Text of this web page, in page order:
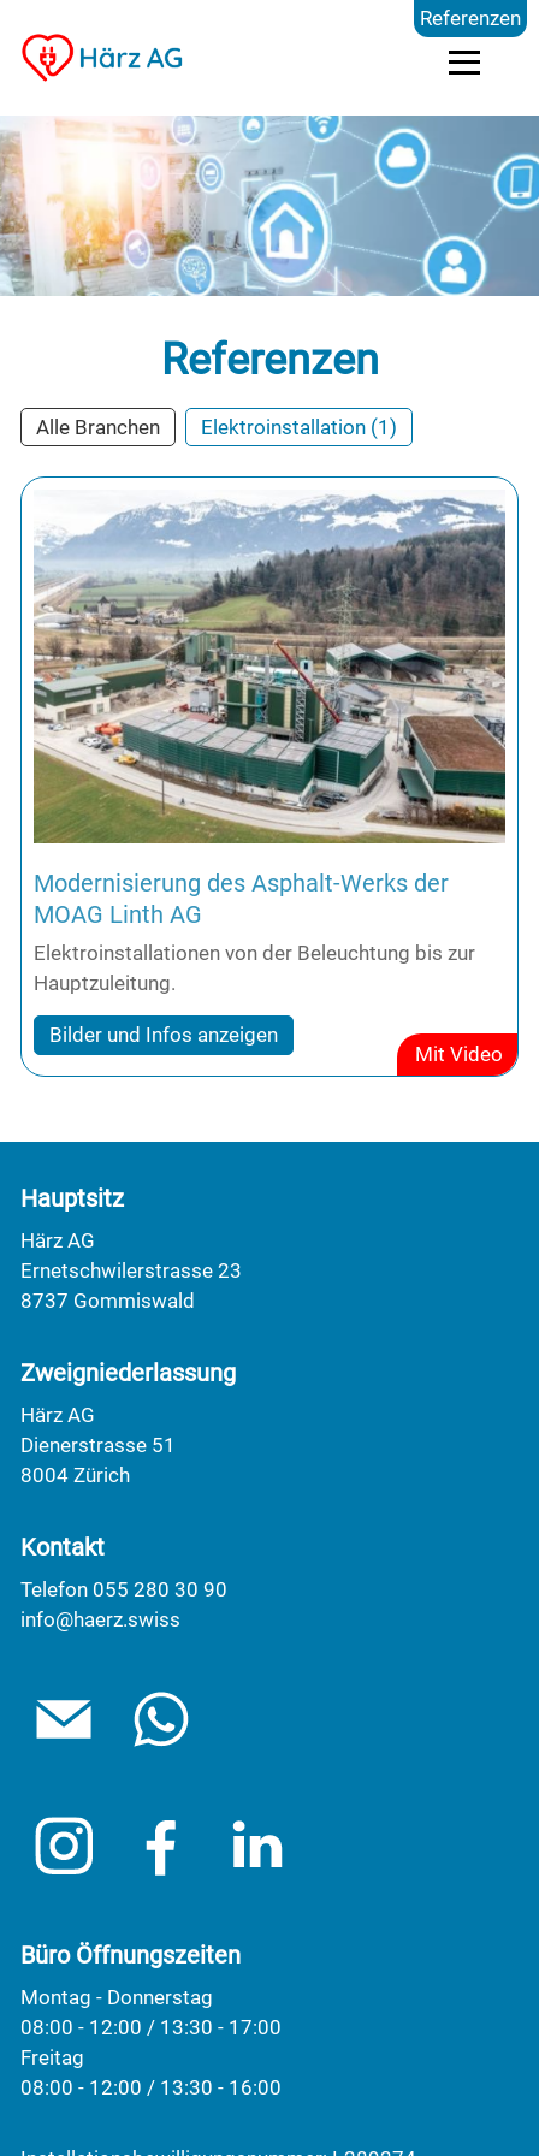
Dienstleistungen
Kompetenzen
Referenzen
Über uns
Kontakt
Referenzen
Alle Branchen Elektroinstallation (1)
Modernisierung des Asphalt-Werks der
MOAG Linth AG
Elektroinstallationen von der Beleuchtung bis zur
Hauptzuleitung.
Bilder und Infos anzeigen
Mit Video
Referenzen
Hauptsitz
Härz AG
Ernetschwilerstrasse 23
8737 Gommiswald
Zweigniederlassung
Härz AG
Dienerstrasse 51
8004 Zürich
Kontakt
Telefon 055 280 30 90
info@haerz.swiss
Büro Öffnungszeiten
Montag - Donnerstag
08:00 - 12:00 / 13:30 - 17:00
Freitag
08:00 - 12:00 / 13:30 - 16:00